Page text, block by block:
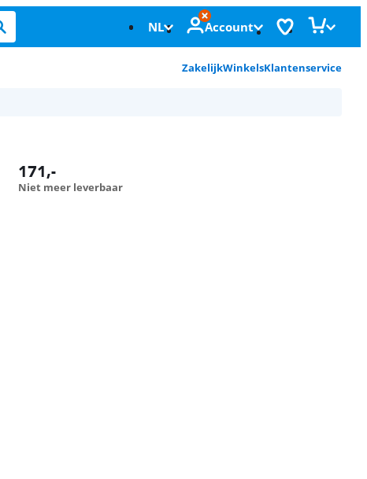
NL Account
ZakelijkWinkelsKlantenservice
171,-
Niet meer leverbaar